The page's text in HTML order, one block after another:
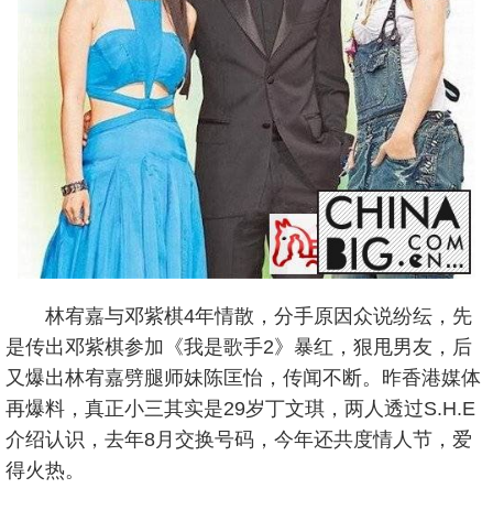
林宥嘉与邓紫棋4年情散，分手原因众说纷纭，先
是传出邓紫棋参加《我是歌手2》暴红，狠甩男友，后
又爆出林宥嘉劈腿师妹陈匡怡，传闻不断。昨香港媒体
再爆料，真正小三其实是29岁丁文琪，两人透过S.H.E
介绍认识，去年8月交换号码，今年还共度情人节，爱
得火热。